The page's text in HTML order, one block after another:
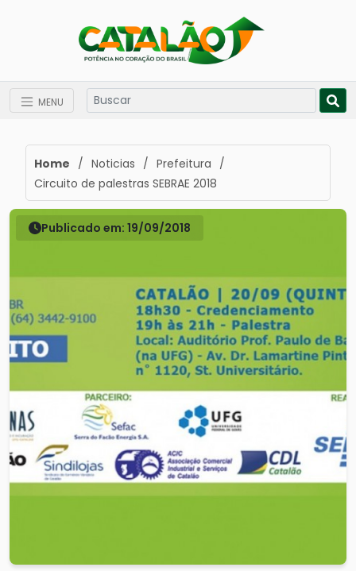
MENU
Home / Noticias / Prefeitura /
Circuito de palestras SEBRAE 2018
Publicado em: 19/09/2018